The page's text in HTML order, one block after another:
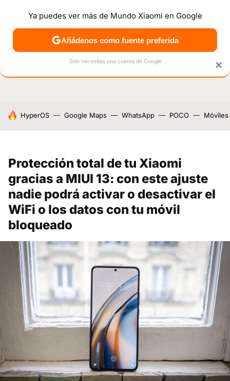
NOTICIAS MÓVILES TUTORIALES OFERTAS
HOY SE HABLA DE
HyperOS Google Maps WhatsApp POCO Móviles
Protección total de tu Xiaomi
gracias a MIUI 13: con este ajuste
nadie podrá activar o desactivar el
WiFi o los datos con tu móvil
bloqueado
×
Ya puedes ver más de Mundo Xiaomi en Google
Añádenos como fuente preferida
Solo necesitas una cuenta de Google